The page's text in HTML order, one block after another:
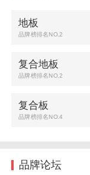
地板
品牌榜排名NO.2
复合地板
品牌榜排名NO.2
复合板
品牌榜排名NO.4
品牌论坛